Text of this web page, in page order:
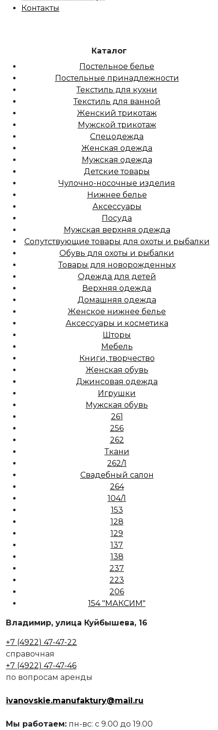
Контакты
Каталог
Постельное белье
Постельные принадлежности
Текстиль для кухни
Текстиль для ванной
Женский трикотаж
Мужской трикотаж
Спецодежда
Женская одежда
Мужская одежда
Детские товары
Чулочно-носочные изделия
Нижнее белье
Аксессуары
Посуда
Мужская верхняя одежда
Сопутствующие товары для охоты и рыбалки
Обувь для охоты и рыбалки
Товары для новорожденных
Одежда для детей
Верхняя одежда
Домашняя одежда
Женское нижнее белье
Аксессуары и косметика
Шторы
Мебель
Книги, творчество
Женская обувь
Джинсовая одежда
Игрушки
Мужская обувь
261
256
262
Ткани
262/1
Свадебный салон
264
104/1
153
128
129
137
138
237
223
206
154 "МАКСИМ"
Владимир, улица Куйбышева, 16
+7 (4922) 47-47-22
справочная
+7 (4922) 47-47-46
по вопросам аренды
ivanovskie.manufaktury@mail.ru
Мы работаем: пн-вс: с 9.00 до 19.00